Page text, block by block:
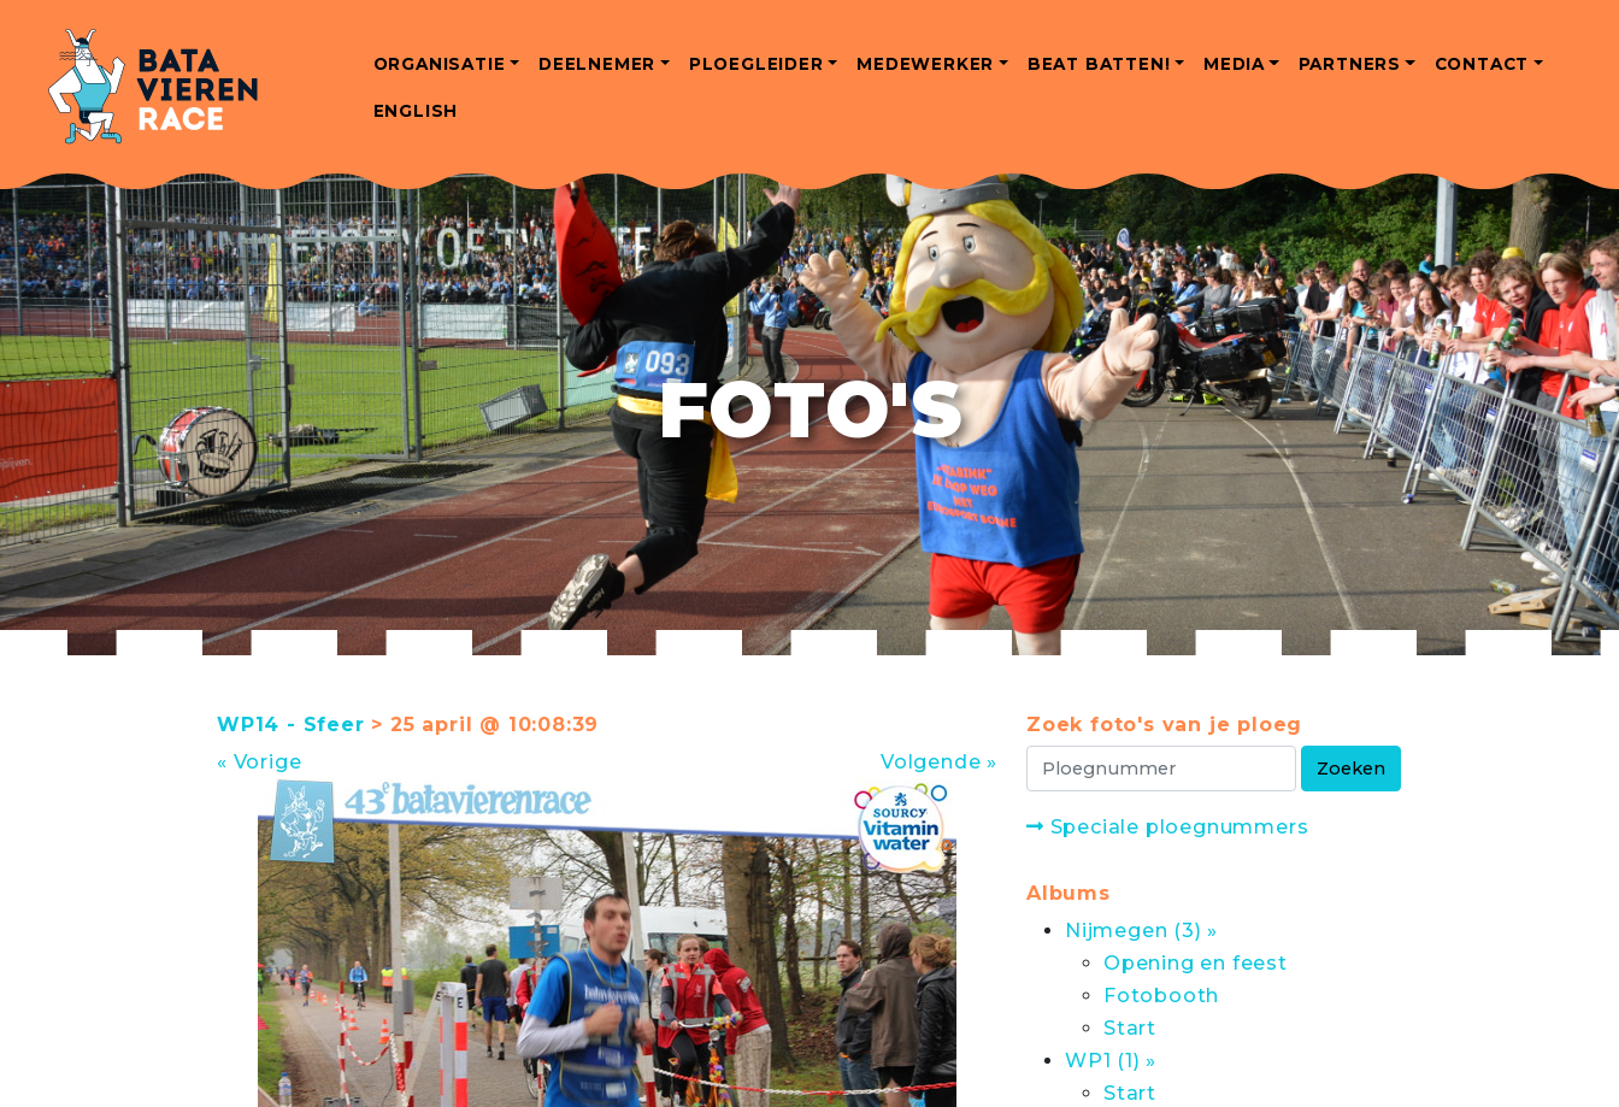
ORGANISATIE DEELNEMER PLOEGLEIDER MEDEWERKER BEAT BATTEN! MEDIA PARTNERS CONTACT
ENGLISH
FOTO'S
WP14 - Sfeer > 25 april @ 10:08:39
« Vorige
Volgende »
Zoek foto's van je ploeg
Speciale ploegnummers
Albums
Nijmegen (3) »
Opening en feest
Fotobooth
Start
WP1 (1) »
Start